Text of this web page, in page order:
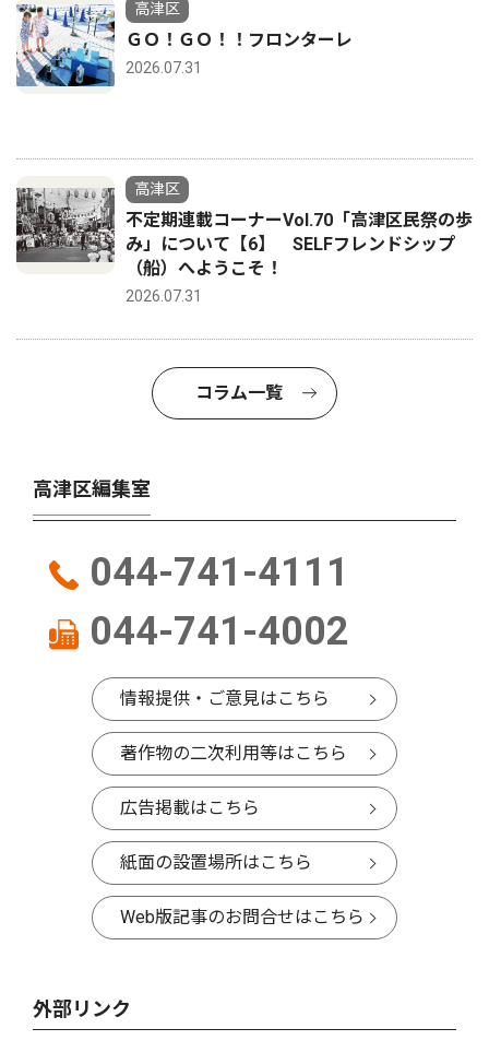
高津区
ＧＯ！ＧＯ！！フロンターレ
2026.07.31
高津区
不定期連載コーナーVol.70「高津区民祭の歩
み」について【6】 SELFフレンドシップ
（船）へようこそ！
2026.07.31
コラム一覧
高津区編集室
044-741-4111
044-741-4002
情報提供・ご意見はこちら
著作物の二次利用等はこちら
広告掲載はこちら
紙面の設置場所はこちら
Web版記事のお問合せはこちら
外部リンク